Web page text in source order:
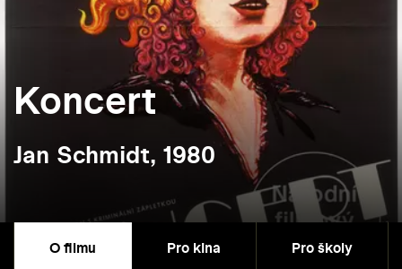
Koncert
Jan Schmidt, 1980
O filmu Pro kina Pro školy